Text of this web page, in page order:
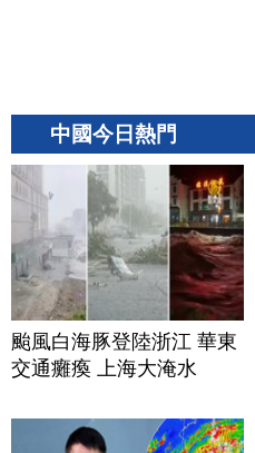
中國今日熱門
颱風白海豚登陸浙江 華東
交通癱瘓 上海大淹水